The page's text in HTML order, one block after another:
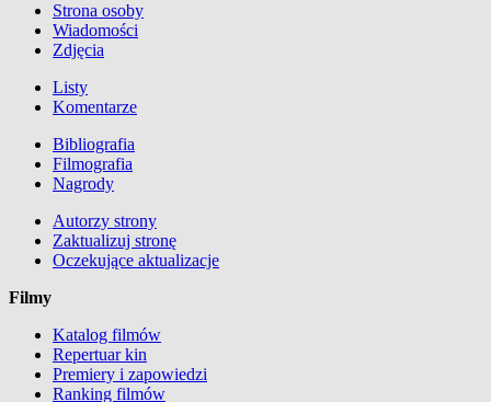
Strona osoby
Wiadomości
Zdjęcia
Listy
Komentarze
Bibliografia
Filmografia
Nagrody
Autorzy strony
Zaktualizuj stronę
Oczekujące aktualizacje
Filmy
Katalog filmów
Repertuar kin
Premiery i zapowiedzi
Ranking filmów